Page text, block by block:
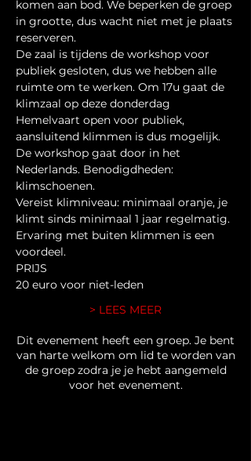
komen aan bod. We beperken de groep
in grootte, dus wacht niet met je plaats
reserveren.
De zaal is tijdens de workshop voor
publiek gesloten, dus we hebben alle
ruimte om te werken. Om 17u gaat de
klimzaal op deze donderdag
Hemelvaart open voor publiek,
aansluitend klimmen is dus mogelijk.
De workshop gaat door in het
Nederlands. Benodigdheden:
klimschoenen.
Vereist klimniveau: minimaal oranje, je
klimt sinds minimaal 1 jaar regelmatig.
Ervaring met buiten klimmen is een
voordeel.
PRIJS
20 euro voor niet-leden
> LEES MEER
Dit evenement heeft een groep. Je bent
van harte welkom om lid te worden van
de groep zodra je je hebt aangemeld
voor het evenement.